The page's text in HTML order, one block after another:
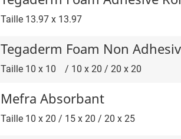
Taille 13.97 x 13.97
Tegaderm Foam Non
Taille 10 x 10ﾠ/ 10 x 20 / 20 x 20ﾠ
Mefra Absorbant
Taille 10 x 20 / 15 x 20 / 20 x 25